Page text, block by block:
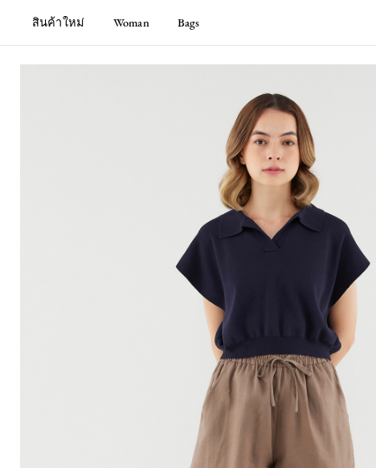
สินค้าใหม่ Woman Bags